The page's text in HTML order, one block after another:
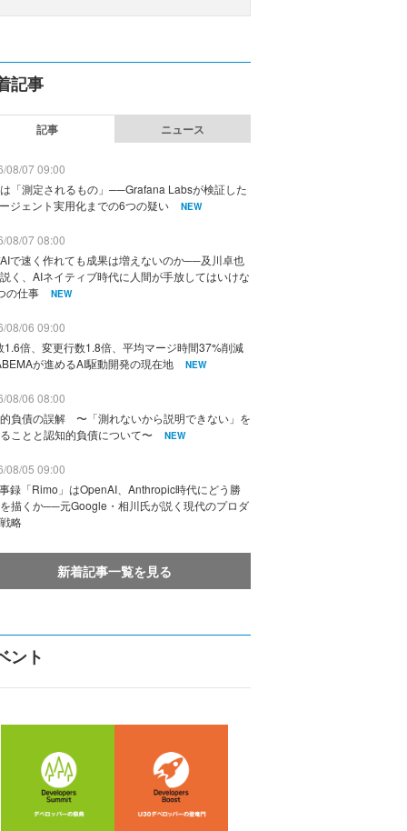
記事
記事 ニュース
08/07 09:00
「測定されるもの」──Grafana Labsが検証した
ジェント実用化までの6つの疑い
NEW
08/07 08:00
で速く作れても成果は増えないのか──及川卓也
く、AIネイティブ時代に人間が手放してはいけな
の仕事
NEW
08/06 09:00
1.6倍、変更行数1.8倍、平均マージ時間37%削減
が進めるAI駆動開発の現在地
NEW
08/06 08:00
負債の誤解 〜「測れないから説明できない」を
ことと認知的負債について〜
NEW
08/05 09:00
録「Rimo」はOpenAI、Anthropic時代にどう勝
描くか──元Google・相川氏が説く現代のプロダ
略
新着記事一覧を見る
ント